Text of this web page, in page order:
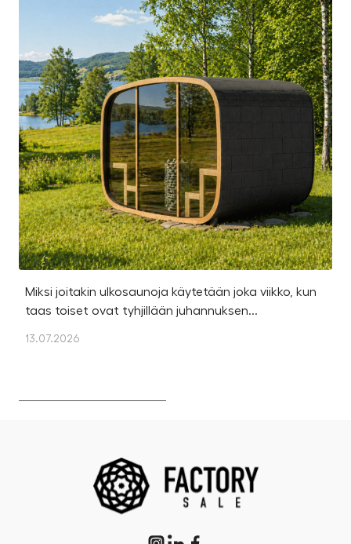
Miksi joitakin ulkosaunoja käytetään joka viikko, kun
taas toiset ovat tyhjillään juhannuksen...
13.07.2026